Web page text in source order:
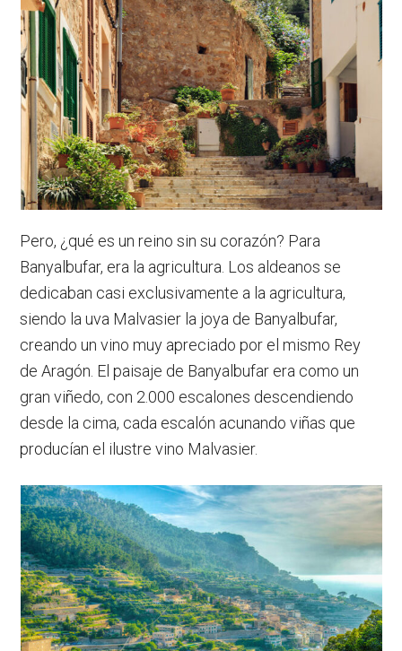
Pero, ¿qué es un reino sin su corazón? Para
Banyalbufar, era la agricultura. Los aldeanos se
dedicaban casi exclusivamente a la agricultura,
siendo la uva Malvasier la joya de Banyalbufar,
creando un vino muy apreciado por el mismo Rey
de Aragón. El paisaje de Banyalbufar era como un
gran viñedo, con 2.000 escalones descendiendo
desde la cima, cada escalón acunando viñas que
producían el ilustre vino Malvasier.